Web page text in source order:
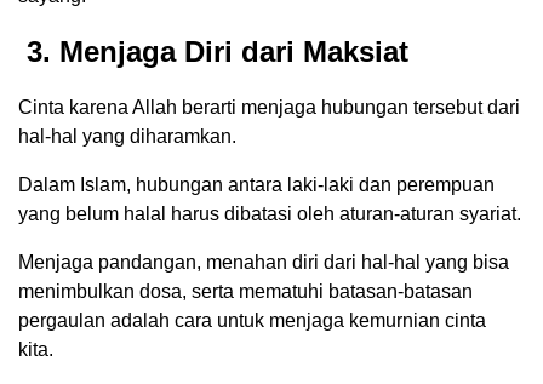
3. Menjaga Diri dari Maksiat
Cinta karena Allah berarti menjaga hubungan tersebut dari
hal-hal yang diharamkan.
Dalam Islam, hubungan antara laki-laki dan perempuan
yang belum halal harus dibatasi oleh aturan-aturan syariat.
Menjaga pandangan, menahan diri dari hal-hal yang bisa
menimbulkan dosa, serta mematuhi batasan-batasan
pergaulan adalah cara untuk menjaga kemurnian cinta
kita.